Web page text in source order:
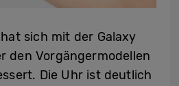
sich mit der Galaxy
den Vorgängermodellen
Die Uhr ist deutlich